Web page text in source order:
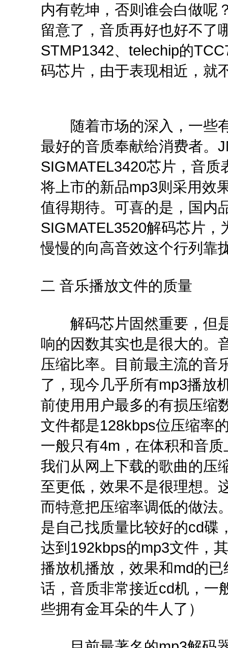
内有乾坤，否则谁会白做呢
留意了，音质再好也好不了
STMP1342、telechip的
码芯片，由于表现相近，就
随着市场的深入，一些有
最好的音质奉献给消费者。
SIGMATEL3420芯片，音
将上市的新品mp3则采用效
值得期待。可喜的是，国内
SIGMATEL3520解码芯片
慢慢的向高音效这个行列靠
二 音乐播放文件的质量
解码芯片固然重要，但是
响的因数其实也是很大的。
压缩比率。目前最主流的音
了，现今几乎所有mp3播放
前使用用户最多的有损压缩
文件都是128kbps位压缩率
一般只有4m，在体积和音
我们从网上下载的歌曲的压
至更低，效果不是很理想。
而特意把压缩率调低的做法
是自己找质量比较好的cd碟
达到192kbps的mp3文件，
播放机播放，效果和md的
话，音质非常接近cd机，一
些拥有金耳朵的牛人了）